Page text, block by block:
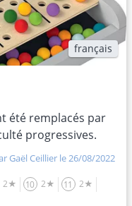
français
été remplacés par
progressives.
Gaël Ceillier le 26/08/2022
2★ 10 2★ 11
2★